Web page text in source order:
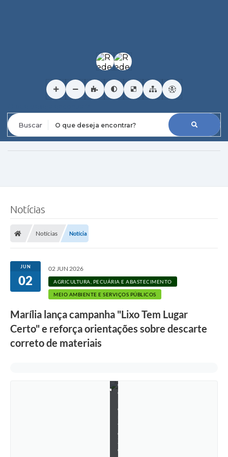
Notícias
Notícias Notícia
JUN
02
02 JUN 2026
AGRICULTURA, PECUÁRIA E ABASTECIMENTO
MEIO AMBIENTE E SERVIÇOS PÚBLICOS
Marília lança campanha "Lixo Tem Lugar
Certo" e reforça orientações sobre descarte
correto de materiais
c
o
o
t
o
Z
o